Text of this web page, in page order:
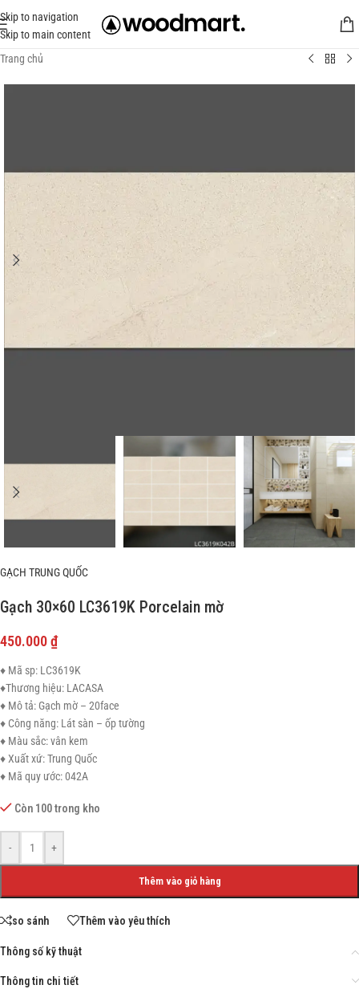
Skip to navigation
Skip to main content
Trang chủ
GẠCH TRUNG QUỐC
Gạch 30×60 LC3619K Porcelain mờ
450.000₫
♦ Mã sp: LC3619K
♦Thương hiệu: LACASA
♦ Mô tả: Gạch mờ – 20face
♦ Công năng: Lát sàn – ốp tường
♦ Màu sắc: vân kem
♦ Xuất xứ: Trung Quốc
♦ Mã quy ước: 042A
Còn 100 trong kho
- +
Thêm vào giỏ hàng
so sánh Thêm vào yêu thích
Thông số kỹ thuật
Thông tin chi tiết